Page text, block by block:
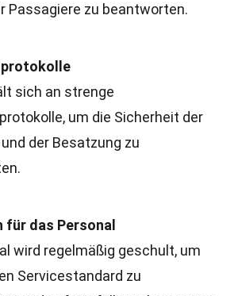
Passagiere zu beantworten.
sich an strenge
um die Sicherheit der
der Besatzung zu
für das Personal
wird regelmäßig geschult, um
Servicestandard zu